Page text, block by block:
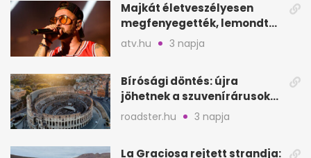
Majkát életveszélyesen
megfenyegették, lemondta
a sepsiszentgyörgyi
atv.hu 3 napja
Bírósági döntés: újra
jöhetnek a szuvenírárusok
Európa ikonikus helyére
roadster.hu 3 napja
La Graciosa rejtett strandja: